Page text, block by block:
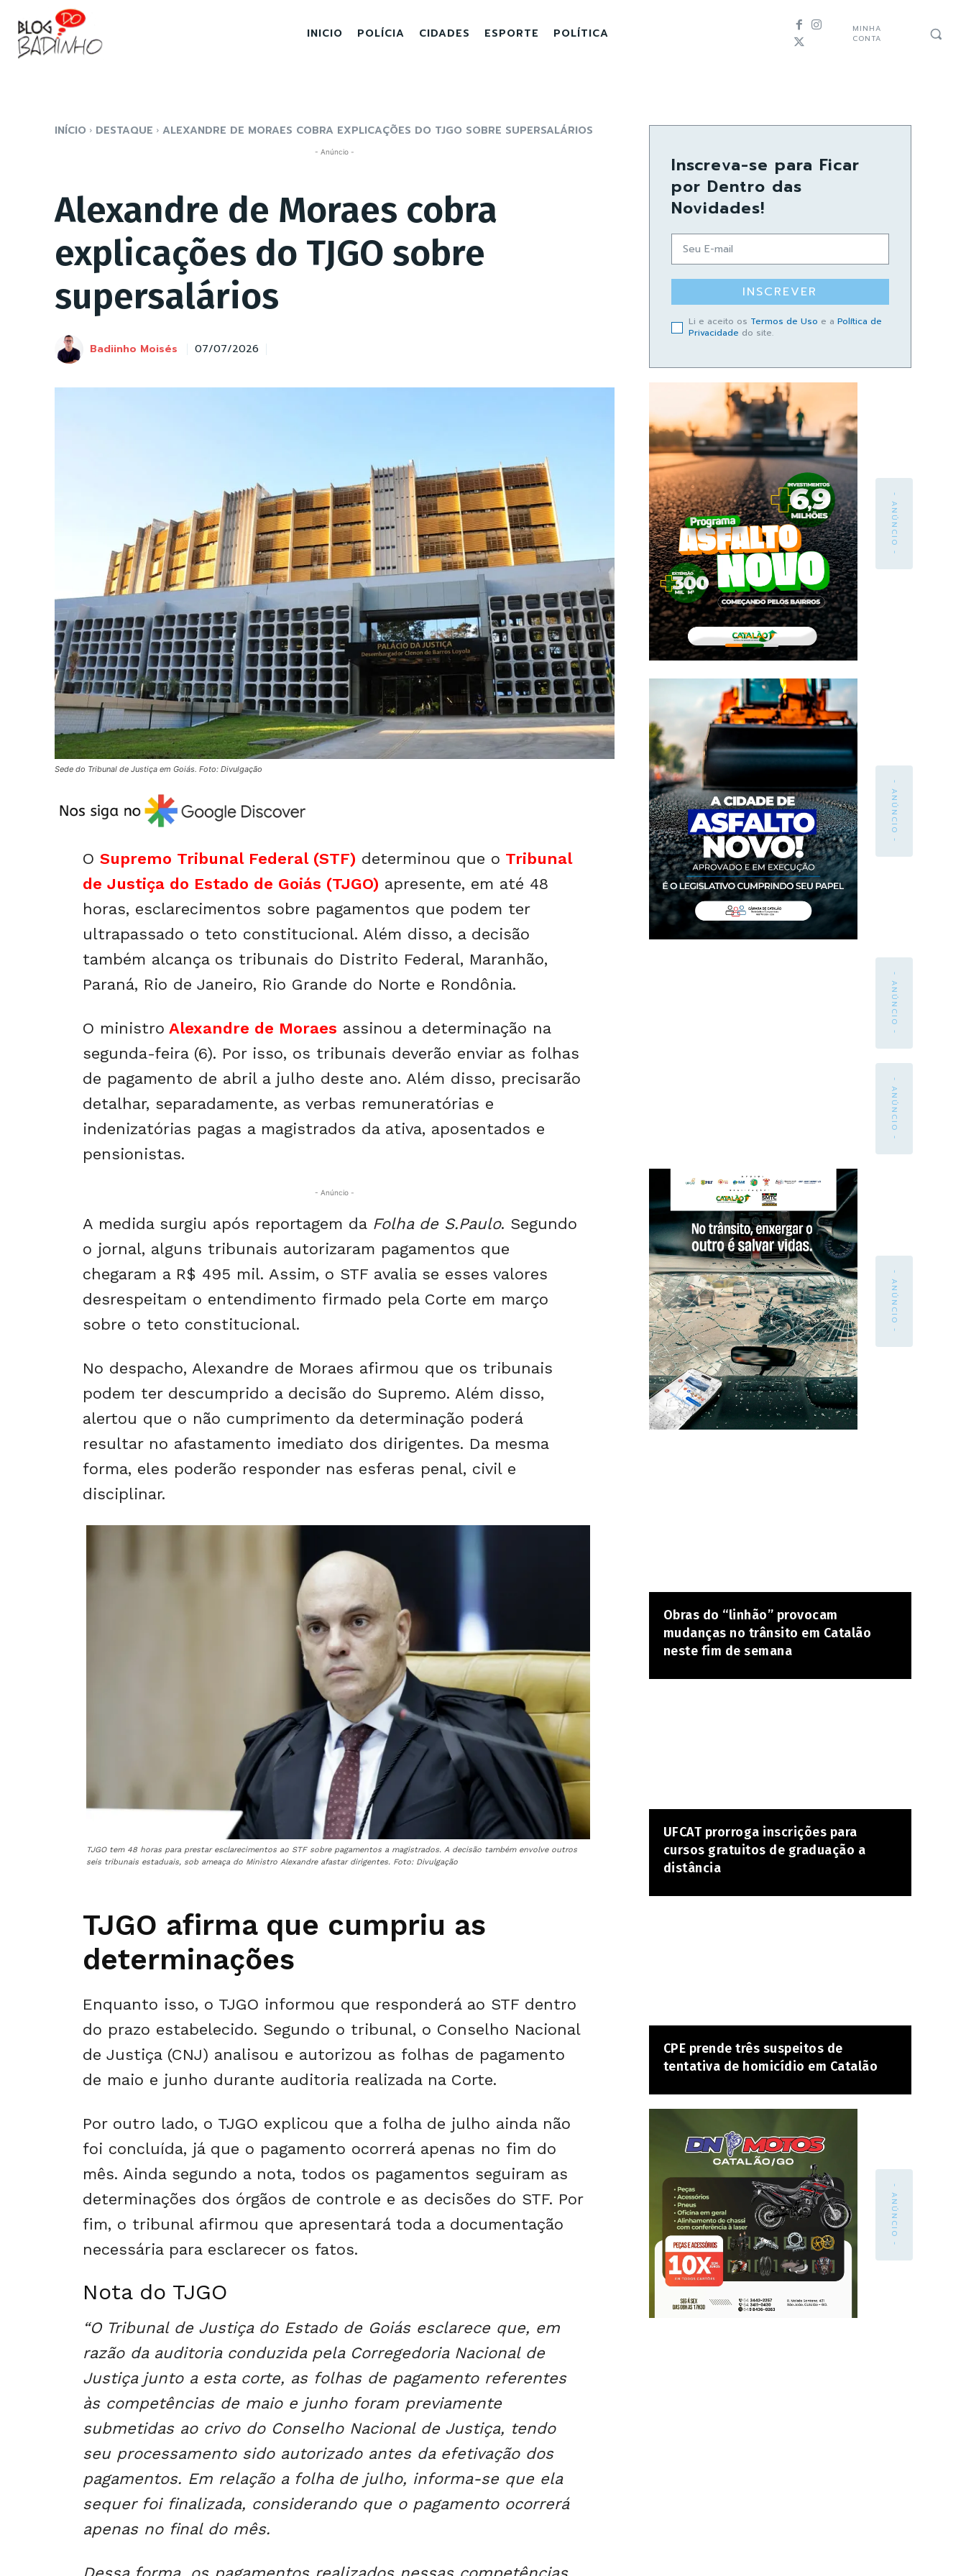
INICIO POLÍCIA CIDADES ESPORTE POLÍTICA
MINHA
CONTA
INÍCIO DESTAQUE ALEXANDRE DE MORAES COBRA EXPLICAÇÕES DO TJGO SOBRE SUPERSALÁRIOS
- Anúncio -
Alexandre de Moraes cobra
explicações do TJGO sobre
supersalários
Badiinho Moisés 07/07/2026
Sede do Tribunal de Justiça em Goiás. Foto: Divulgação
O Supremo Tribunal Federal (STF) determinou que o Tribunal
de Justiça do Estado de Goiás (TJGO) apresente, em até 48
horas, esclarecimentos sobre pagamentos que podem ter
ultrapassado o teto constitucional. Além disso, a decisão
também alcança os tribunais do Distrito Federal, Maranhão,
Paraná, Rio de Janeiro, Rio Grande do Norte e Rondônia.
O ministro Alexandre de Moraes assinou a determinação na
segunda-feira (6). Por isso, os tribunais deverão enviar as folhas
de pagamento de abril a julho deste ano. Além disso, precisarão
detalhar, separadamente, as verbas remuneratórias e
indenizatórias pagas a magistrados da ativa, aposentados e
pensionistas.
- Anúncio -
A medida surgiu após reportagem da Folha de S.Paulo. Segundo
o jornal, alguns tribunais autorizaram pagamentos que
chegaram a R$ 495 mil. Assim, o STF avalia se esses valores
desrespeitam o entendimento firmado pela Corte em março
sobre o teto constitucional.
No despacho, Alexandre de Moraes afirmou que os tribunais
podem ter descumprido a decisão do Supremo. Além disso,
alertou que o não cumprimento da determinação poderá
resultar no afastamento imediato dos dirigentes. Da mesma
forma, eles poderão responder nas esferas penal, civil e
disciplinar.
TJGO tem 48 horas para prestar esclarecimentos ao STF sobre pagamentos a magistrados. A decisão também envolve outros
seis tribunais estaduais, sob ameaça do Ministro Alexandre afastar dirigentes. Foto: Divulgação
TJGO afirma que cumpriu as
determinações
Enquanto isso, o TJGO informou que responderá ao STF dentro
do prazo estabelecido. Segundo o tribunal, o Conselho Nacional
de Justiça (CNJ) analisou e autorizou as folhas de pagamento
de maio e junho durante auditoria realizada na Corte.
Por outro lado, o TJGO explicou que a folha de julho ainda não
foi concluída, já que o pagamento ocorrerá apenas no fim do
mês. Ainda segundo a nota, todos os pagamentos seguiram as
determinações dos órgãos de controle e as decisões do STF. Por
fim, o tribunal afirmou que apresentará toda a documentação
necessária para esclarecer os fatos.
Nota do TJGO
“O Tribunal de Justiça do Estado de Goiás esclarece que, em
razão da auditoria conduzida pela Corregedoria Nacional de
Justiça junto a esta corte, as folhas de pagamento referentes
às competências de maio e junho foram previamente
submetidas ao crivo do Conselho Nacional de Justiça, tendo
seu processamento sido autorizado antes da efetivação dos
pagamentos. Em relação a folha de julho, informa-se que ela
sequer foi finalizada, considerando que o pagamento ocorrerá
apenas no final do mês.
Inscreva-se para Ficar
por Dentro das
Novidades!
INSCREVER
Li e aceito os Termos de Uso e a Política de
Privacidade do site.
- ANÚNCIO -
- ANÚNCIO -
- ANÚNCIO -
- ANÚNCIO -
- ANÚNCIO -
Obras do “linhão” provocam
mudanças no trânsito em Catalão
neste fim de semana
UFCAT prorroga inscrições para
cursos gratuitos de graduação a
distância
CPE prende três suspeitos de
tentativa de homicídio em Catalão
- ANÚNCIO -